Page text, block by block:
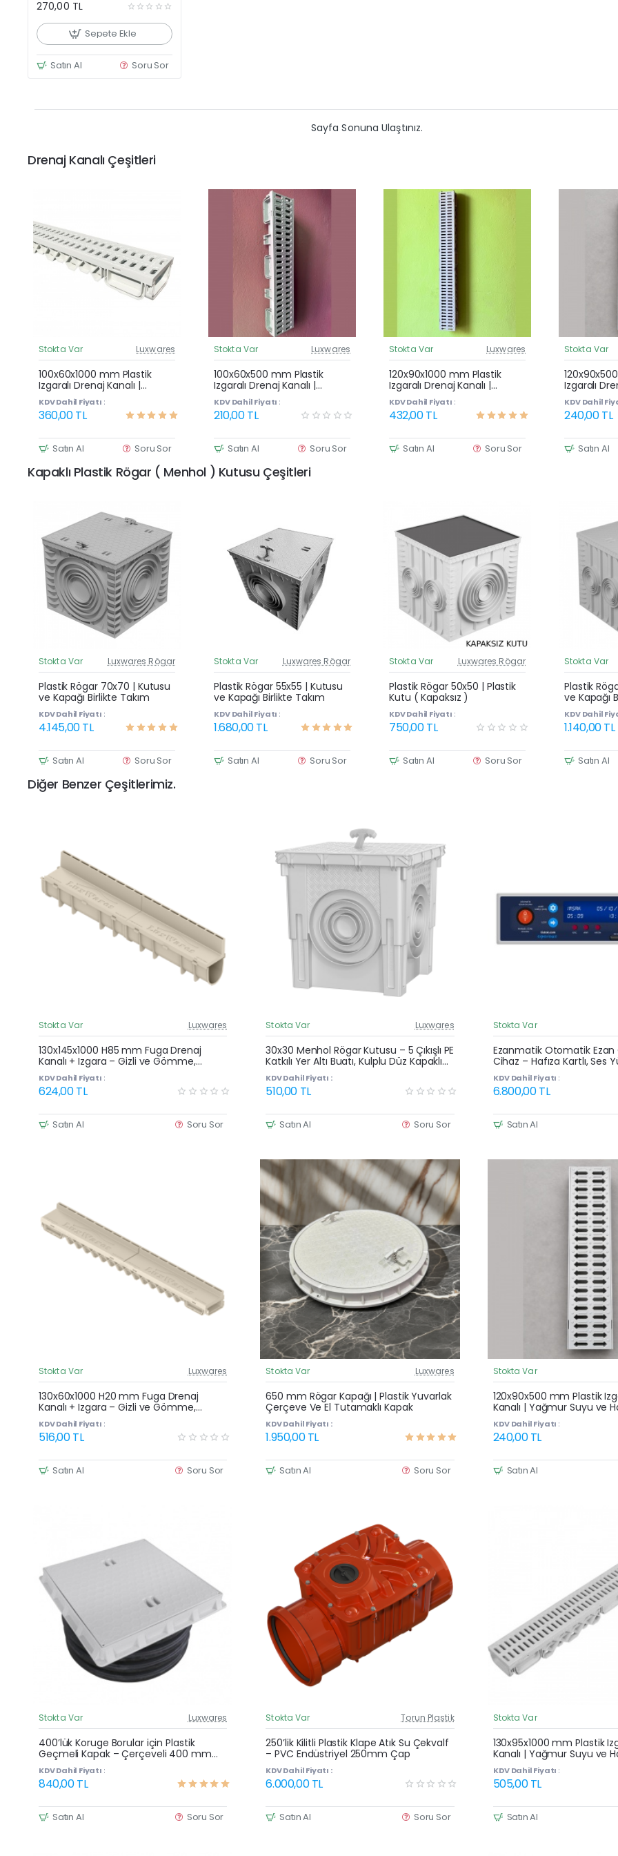
ve Havuz Kenarı Oluğu
270,00 TL
Sepete Ekle
Satın Al Soru Sor
Sayfa Sonuna Ulaştınız.
Drenaj Kanalı Çeşitleri
Güncel Fiyat
Çok Satan
Stokta Var Luxwares
100x60x1000 mm Plastik
Izgaralı Drenaj Kanalı |
Yağmur Suyu ve Havuz
Kenarı Oluğu
KDV Dahil Fiyatı :
360,00 TL
Satın Al Soru Sor
Güncel Fiyat
Stokta Var Luxwares
100x60x500 mm Plastik
Izgaralı Drenaj Kanalı |
Yağmur Suyu ve Havuz
Kenarı Oluğu
KDV Dahil Fiyatı :
210,00 TL
Satın Al Soru Sor
Güncel Fiyat
Çok Satan
Stokta Var Luxwares
120x90x1000 mm Plastik
Izgaralı Drenaj Kanalı |
Yağmur Suyu ve Havuz
Kenarı Oluğu
KDV Dahil Fiyatı :
432,00 TL
Satın Al Soru Sor
Stokta Var
Izgaralı
Yağmur
Kenarı
KDV Dahil
240,00 TL
Satın Al
Kapaklı Plastik Rögar ( Menhol ) Kutusu Çeşitleri
Güncel Fiyat
Yeni Ürün
Stokta Var Luxwares Rögar
Plastik Rögar 70x70 | Kutusu
ve Kapağı Birlikte Takım
KDV Dahil Fiyatı :
4.145,00 TL
Satın Al Soru Sor
Güncel Fiyat
Yeni Ürün
Stokta Var Luxwares Rögar
Plastik Rögar 55x55 | Kutusu
ve Kapağı Birlikte Takım
KDV Dahil Fiyatı :
1.680,00 TL
Satın Al Soru Sor
Güncel Fiyat
Yeni Ürün
Stokta Var Luxwares Rögar
Plastik Rögar 50x50 | Plastik
Kutu ( Kapaksız )
KDV Dahil Fiyatı :
750,00 TL
Satın Al Soru Sor
Stokta Var
Plastik
ve Kapağı
KDV Dahil
1.140,00 TL
Satın Al
Diğer Benzer Çeşitlerimiz.
Güncel Fiyat
Yeni Ürün
Stokta Var Luxwares
130x145x1000 H85 mm Fuga Drenaj
Kanalı + Izgara – Gizli ve Gömme,
Yağmur Suyu ve Havuz Kenarı Oluğu
KDV Dahil Fiyatı :
624,00 TL
Satın Al Soru Sor
Güncel Fiyat
Yeni Ürün
Stokta Var Luxwares
30x30 Menhol Rögar Kutusu – 5 Çıkışlı PE
Katkılı Yer Altı Buatı, Kulplu Düz Kapaklı
Kutu
KDV Dahil Fiyatı :
510,00 TL
Satın Al Soru Sor
Stokta Var
Ezanmatik Otomatik Ezan
Cihaz – Hafıza Kartlı, Ses
2023 Model
KDV Dahil Fiyatı :
6.800,00 TL
Satın Al
Güncel Fiyat
Yeni Ürün
Çok Satan
Stokta Var Luxwares
130x60x1000 H20 mm Fuga Drenaj
Kanalı + Izgara – Gizli ve Gömme,
Yağmur Suyu ve Havuz Kenarı Oluğu
KDV Dahil Fiyatı :
516,00 TL
Satın Al Soru Sor
Güncel Fiyat
Yeni Ürün
Stokta Var Luxwares
650 mm Rögar Kapağı | Plastik Yuvarlak
Çerçeve Ve El Tutamaklı Kapak
KDV Dahil Fiyatı :
1.950,00 TL
Satın Al Soru Sor
Stokta Var
120x90x500 mm Plastik
Kanalı | Yağmur Suyu ve
Oluğu
KDV Dahil Fiyatı :
240,00 TL
Satın Al
Güncel Fiyat
Stokta Var Luxwares
400’lük Koruge Borular için Plastik
Geçmeli Kapak – Çerçeveli 400 mm
Koruge Boru Kapağı
KDV Dahil Fiyatı :
840,00 TL
Satın Al Soru Sor
Güncel Fiyat
Yeni Ürün
Stokta Var Torun Plastik
250’lik Kilitli Plastik Klape Atık Su Çekvalf
– PVC Endüstriyel 250mm Çap
KDV Dahil Fiyatı :
6.000,00 TL
Satın Al Soru Sor
Stokta Var
130x95x1000 mm Plastik
Kanalı | Yağmur Suyu ve
KDV Dahil Fiyatı :
505,00 TL
Satın Al